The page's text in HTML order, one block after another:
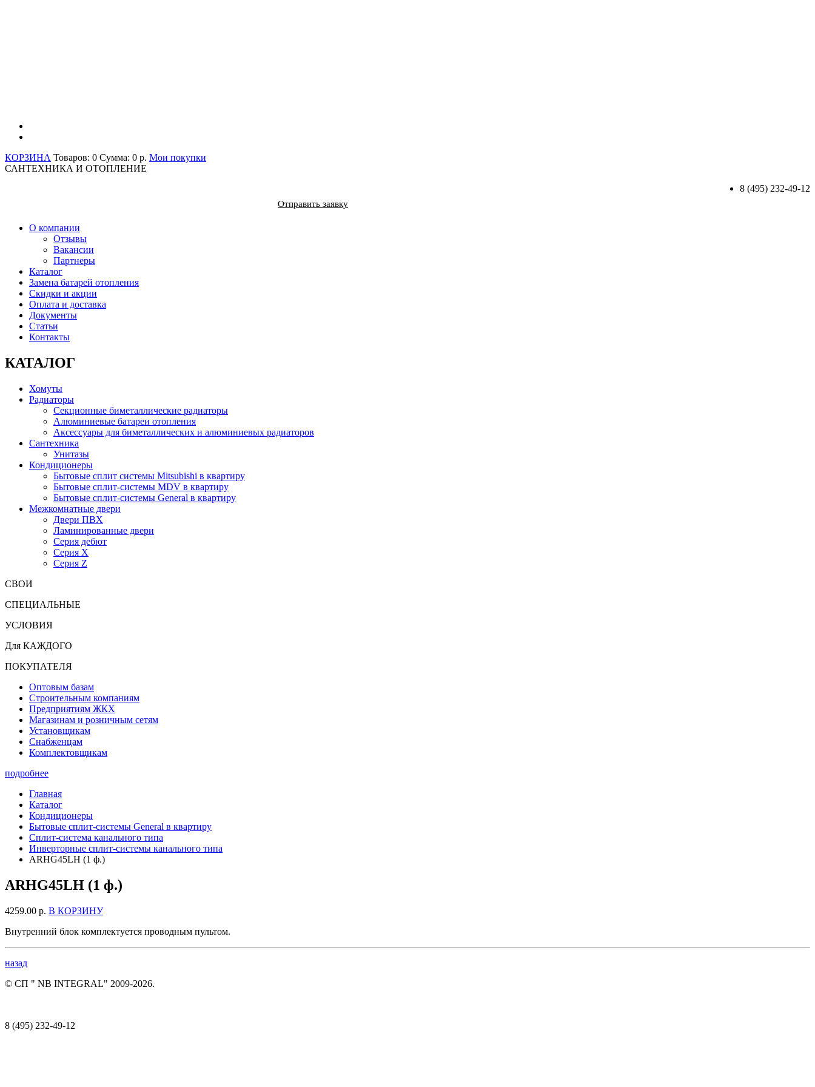
КОРЗИНА Товаров: 0 Сумма: 0 р. Мои покупки
САНТЕХНИКА И ОТОПЛЕНИЕ
8 (495) 232-49-12
Отправить заявку
О компании
Отзывы
Вакансии
Партнеры
Каталог
Замена батарей отопления
Скидки и акции
Оплата и доставка
Документы
Статьи
Контакты
КАТАЛОГ
Хомуты
Радиаторы
Секционные биметаллические радиаторы
Алюминиевые батареи отопления
Аксессуары для биметаллических и алюминиевых радиаторов
Сантехника
Унитазы
Кондиционеры
Бытовые сплит системы Mitsubishi в квартиру
Бытовые сплит-системы MDV в квартиру
Бытовые сплит-системы General в квартиру
Межкомнатные двери
Двери ПВХ
Ламинированные двери
Серия дебют
Серия X
Серия Z
СВОИ
СПЕЦИАЛЬНЫЕ
УСЛОВИЯ
Для КАЖДОГО
ПОКУПАТЕЛЯ
Оптовым базам
Строительным компаниям
Предприятиям ЖКХ
Магазинам и розничным сетям
Установщикам
Снабженцам
Комплектовщикам
подробнее
Главная
Каталог
Кондиционеры
Бытовые сплит-системы General в квартиру
Сплит-система канального типа
Инверторные сплит-системы канального типа
ARHG45LH (1 ф.)
ARHG45LH (1 ф.)
4259.00 р. В КОРЗИНУ
Внутренний блок комплектуется проводным пультом.
назад
© СП " NB INTEGRAL" 2009-2026.
8 (495) 232-49-12